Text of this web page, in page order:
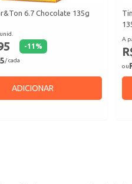
6.7 Chocolate 135g
-11 %
/ cada
ADICIONAR
A
ou